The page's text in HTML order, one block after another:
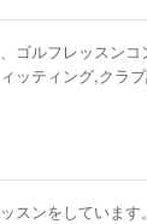
ゴルフレッスン
ッティング,クラ
スンをしていま